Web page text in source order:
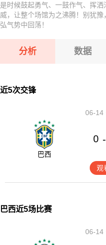
是时候鼓起勇气、一鼓作气、挥
威，让整个场馆为之沸腾！别犹
弘气势中回荡！
分析 数据
近5次交锋
06-14
巴西
0 -
观
巴西近5场比赛
06-14